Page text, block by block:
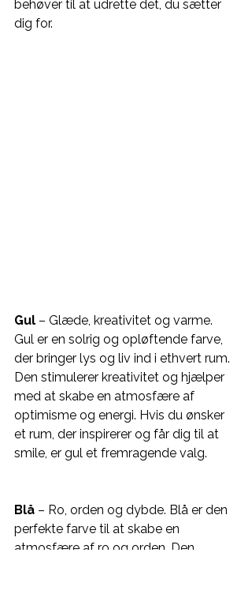
behøver til at udrette det, du sætter
dig for.
Gul – Glæde, kreativitet og varme.
Gul er en solrig og opløftende farve,
der bringer lys og liv ind i ethvert rum.
Den stimulerer kreativitet og hjælper
med at skabe en atmosfære af
optimisme og energi. Hvis du ønsker
et rum, der inspirerer og får dig til at
smile, er gul et fremragende valg.
Blå – Ro, orden og dybde. Blå er den
perfekte farve til at skabe en
atmosfære af ro og orden. Den